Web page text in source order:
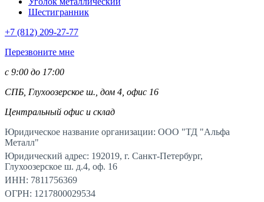
Шестигранник
+7 (812) 209-27-77
Перезвоните мне
с 9:00 до 17:00
СПБ, Глухоозерское ш., дом 4, офис 16
Центральный офис и склад
Юридическое название организации: ООО "ТД "Альфа
Металл"
Юридический адрес: 192019, г. Санкт-Петербург,
Глухоозерское ш. д.4, оф. 16
ИНН: 7811756369
ОГРН: 1217800029534